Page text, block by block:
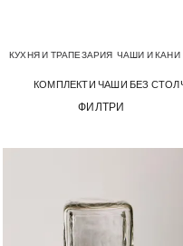
КУХНЯ И ТРАПЕЗАРИЯ ЧАШИ И КАНИ
КОМПЛЕКТИ ЧАШИ БЕЗ
ФИЛТРИ
Изображението е променено